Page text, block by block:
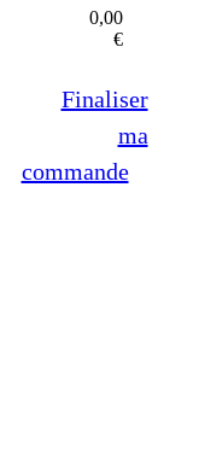
0,00
€
Finaliser
ma
commande